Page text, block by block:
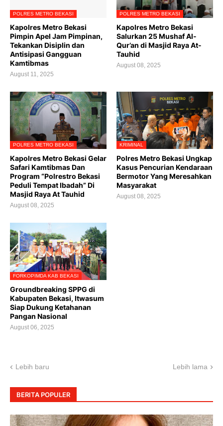
POLRES METRO BEKASI
Kapolres Metro Bekasi
Pimpin Apel Jam Pimpinan,
Tekankan Disiplin dan
Antisipasi Gangguan
Kamtibmas
August 11, 2025
POLRES METRO BEKASI
Kapolres Metro Bekasi
Salurkan 25 Mushaf Al-
Qur’an di Masjid Raya At-
Tauhid
August 08, 2025
POLRES METRO BEKASI
Kapolres Metro Bekasi Gelar
Safari Kamtibmas Dan
Program “Polrestro Bekasi
Peduli Tempat Ibadah” Di
Masjid Raya At Tauhid
August 08, 2025
KRIMINAL
Polres Metro Bekasi Ungkap
Kasus Pencurian Kendaraan
Bermotor Yang Meresahkan
Masyarakat
August 08, 2025
FORKOPIMDA KAB BEKASI
Groundbreaking SPPG di
Kabupaten Bekasi, Itwasum
Siap Dukung Ketahanan
Pangan Nasional
August 06, 2025
Lebih baru Lebih lama
BERITA POPULER